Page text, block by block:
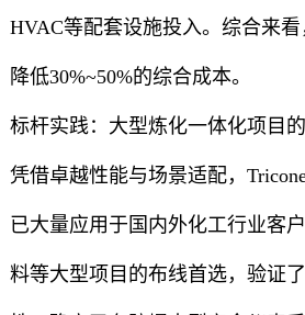
HVAC等配套设施投入。综合来
降低30%~50%的综合成本。
标杆实践：大型炼化一体化项目
凭借卓越性能与场景适配，
已大量应用于国内外化工行业客
料等大型项目的布线首选，验证